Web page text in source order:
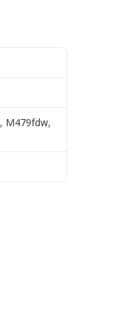
, M479fdw,